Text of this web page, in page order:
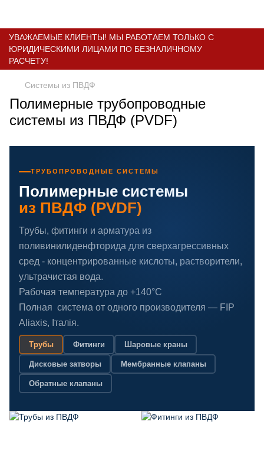
УВАЖАЕМЫЕ КЛИЕНТЫ! МЫ РАБОТАЕМ ТОЛЬКО С
ЮРИДИЧЕСКИМИ ЛИЦАМИ ПО БЕЗНАЛИЧНОМУ
РАСЧЕТУ!
Системы из ПВДФ
Полимерные трубопроводные
системы из ПВДФ (PVDF)
ТРУБОПРОВОДНЫЕ СИСТЕМЫ
Полимерные системы
из ПВДФ (PVDF)
Трубы, фитинги и арматура из
поливинилиденфторида для сверхагрессивных
сред - концентрированные кислоты, растворители,
ультрачистая вода.
Рабочая температура до +140°C
Полная система от одного производителя — FIP
Aliaxis, Італія.
Трубы Фитинги Шаровые краны
Дисковые затворы Мембранные клапаны
Обратные клапаны